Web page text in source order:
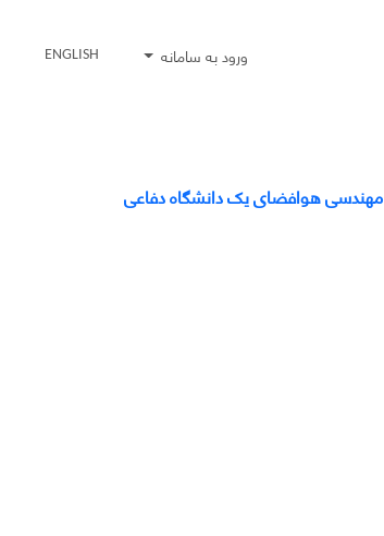
ورود به سامانه ENGLISH
هوافضای یک دانشگاه دفاعی